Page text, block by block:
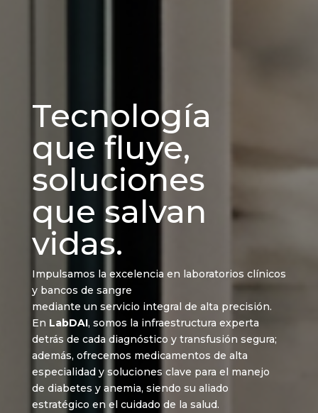
Tecnología
que fluye,
soluciones
que salvan
vidas.
Impulsamos la excelencia en laboratorios clínicos
y bancos de sangre
mediante un servicio integral de alta precisión.
En LabDAI, somos la infraestructura experta
detrás de cada diagnóstico y transfusión segura;
además, ofrecemos medicamentos de alta
especialidad y soluciones clave para el manejo
de diabetes y anemia, siendo su aliado
estratégico en el cuidado de la salud.